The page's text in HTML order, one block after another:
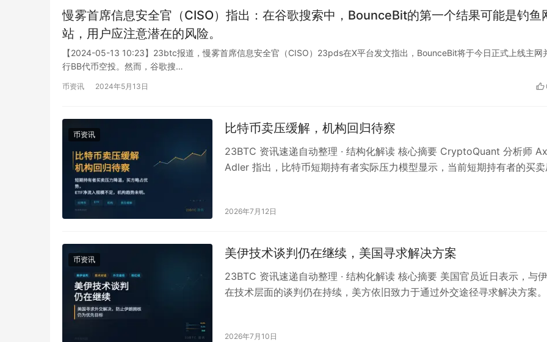
慢雾首席信息安全官（CISO）指出：在谷歌搜索中，BounceBit的第一个结果可能是钓鱼
站，用户应注意潜在的风险。
【2024-05-13 10:23】23btc报道，慢雾首席信息安全官（CISO）23pds在X平台发文指出，BounceBit将于今日正式上线主网
行BB代币空投。然而，谷歌搜…
币资讯 2024年5月13日
币资讯 比特币卖压缓解，机构回归待察
23BTC 资讯速递自动整理 · 结构化解读 核心摘要 CryptoQuant 分析师
Adler 指出，比特币短期持有者实际压力模型显示，当前短期持有者的买
2026年7月12日
币资讯 美伊技术谈判仍在继续，美国寻求解决方案
23BTC 资讯速递自动整理 · 结构化解读 核心摘要 美国官员近日表示，与
在技术层面的谈判仍在持续，美方依旧致力于通过外交途径寻求解决方案
2026年7月10日